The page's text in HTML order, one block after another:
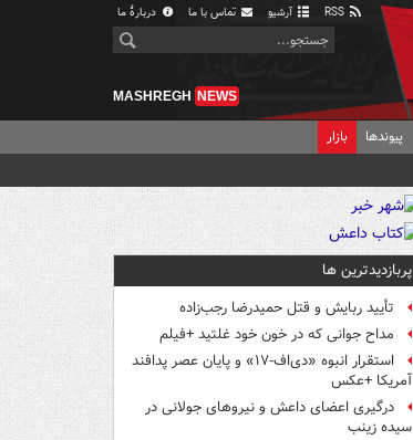
آرشیو تماس با ما دربارهٔ ما
MASHREGH NEWS
پیوندها بازار
پربازدیدترین ها
تأیید ربایش و قتل حمیدرضا رجب‌زاده
مداح جوانی که در خون خود غلتید +فیلم
استقرار انبوه «دی‌اف‑۱۷» و پایان عصر پدافند
آمریکا +عکس
درگیری اعضای داعش و نیروهای جولانی در
سیده زینب